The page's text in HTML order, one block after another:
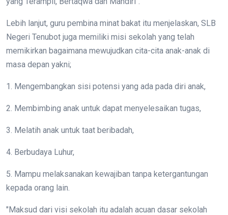
Lebih lanjut, guru pembina minat bakat itu menjelaskan, SLB
Negeri Tenubot juga memiliki misi sekolah yang telah
memikirkan bagaimana mewujudkan cita-cita anak-anak di
masa depan yakni;
1. Mengembangkan sisi potensi yang ada pada diri anak,
2. Membimbing anak untuk dapat menyelesaikan tugas,
3. Melatih anak untuk taat beribadah,
4. Berbudaya Luhur,
5. Mampu melaksanakan kewajiban tanpa ketergantungan
kepada orang lain.
"Maksud dari visi sekolah itu adalah acuan dasar sekolah